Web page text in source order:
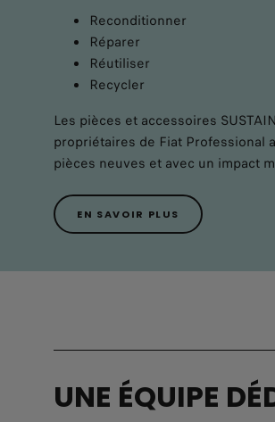
Reconditionner
Réparer
Réutiliser
Recycler
Les pièces et accessoires
propriétaires de Fiat Professional
pièces neuves et avec un impact
EN SAVOIR PLUS
UNE ÉQUIPE